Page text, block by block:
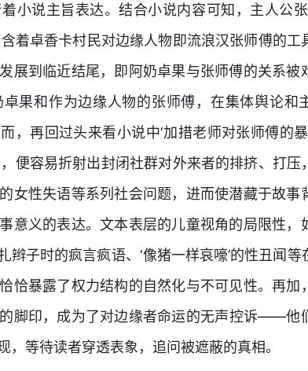
小说主旨表达。结合小说内容可知，主人公
着卓香卡村民对边缘人物即流浪汉张师傅的工
展到临近结尾，即阿奶卓果与张师傅的关系被
果和作为边缘人物的张师傅，在集体舆论和
，再回过头来看小说中‘加措老师对张师傅的暴
便容易折射出封闭社群对外来者的排挤、打压
女性失语等系列社会问题，进而使潜藏于故事
意义的表达。文本表层的儿童视角的局限性，
辫子时的疯言疯语、‘像猪一样哀嚎’的性丑闻等
恰暴露了权力结构的自然化与不可见性。再加
脚印，成为了对边缘者命运的无声控诉——他
，等待读者穿透表象，追问被遮蔽的真相。